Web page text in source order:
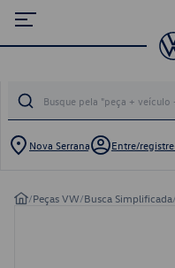
Nova Serrana Entre/
/Peças VW/Busca Simplificada/